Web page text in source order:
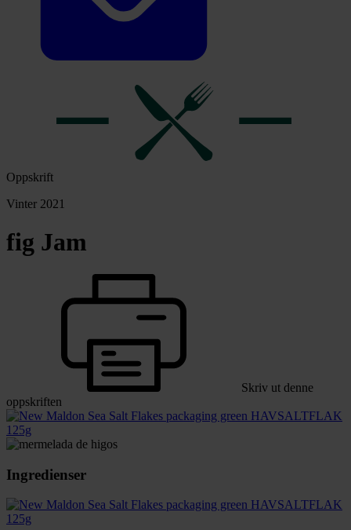
Oppskrift
Vinter 2021
fig Jam
Skriv ut denne
oppskriften
HAVSALTFLAK
125g
Ingredienser
HAVSALTFLAK
125g